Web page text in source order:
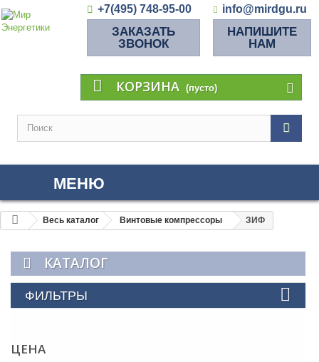
+7(495) 748-95-00 info@mirdgu.ru
ЗАКАЗАТЬ
ЗВОНОК
НАПИШИТЕ
НАМ
КОРЗИНА (пусто)
МЕНЮ
Весь каталог Винтовые компрессоры ЗИФ
КАТАЛОГ
ФИЛЬТРЫ
ЦЕНА